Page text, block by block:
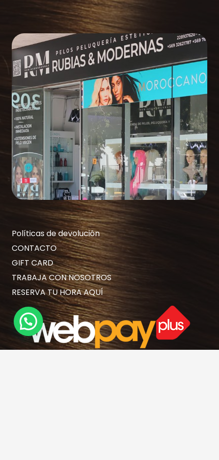
Políticas de devolución
CONTACTO
GIFT CARD
TRABAJA CON NOSOTROS
RESERVA TU HORA AQUÍ